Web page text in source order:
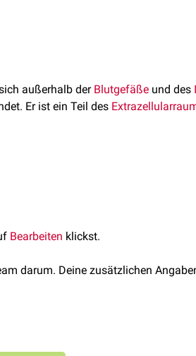
außerhalb der Blutgefäße und des
Er ist ein Teil des
Bearbeiten klickst.
darum. Deine zusätzlichen